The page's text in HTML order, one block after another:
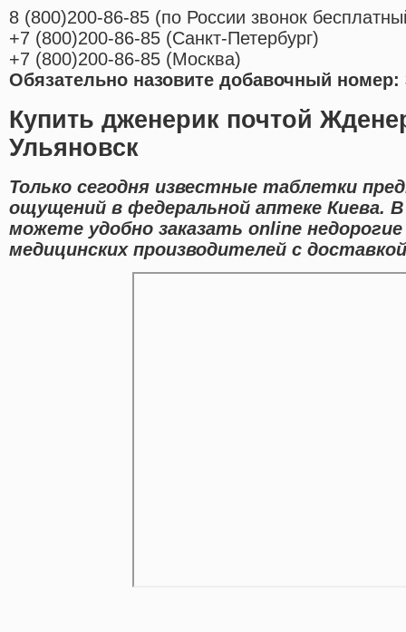
8 (800)200-86-85 (по России звонок
+7 (800)200-86-85 (Санкт-Петербург)
+7 (800)200-86-85 (Москва)
Обязательно назовите добавочный номер:
Купить дженерик почтой
Ульяновск
Только сегодня известные таблетки
ощущений в федеральной аптеке Киева.
можете удобно заказать online
медицинских производителей с